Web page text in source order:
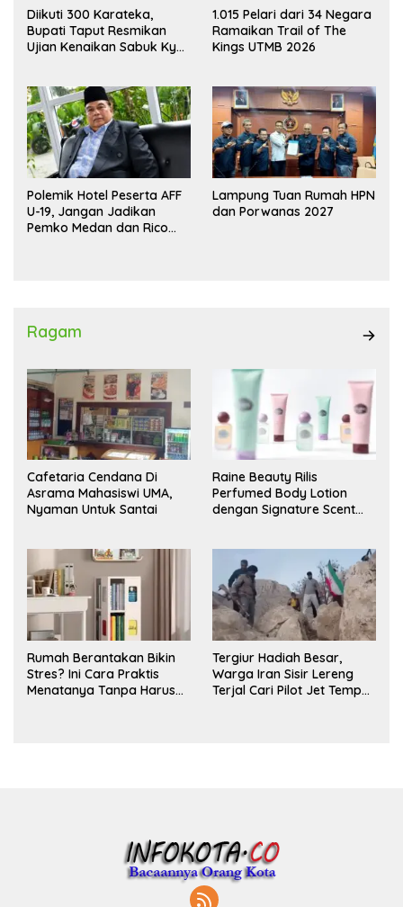
Diikuti 300 Karateka,
Bupati Taput Resmikan
Ujian Kenaikan Sabuk Kyu
1.015 Pelari dari 34 Negara
Ramaikan Trail of The
Kings UTMB 2026
Polemik Hotel Peserta AFF
U-19, Jangan Jadikan
Pemko Medan dan Rico
Lampung Tuan Rumah HPN
dan Porwanas 2027
Ragam
Cafetaria Cendana Di
Asrama Mahasiswi UMA,
Nyaman Untuk Santai
Raine Beauty Rilis
Perfumed Body Lotion
dengan Signature Scent
Rumah Berantakan Bikin
Stres? Ini Cara Praktis
Menatanya Tanpa Harus
Tergiur Hadiah Besar,
Warga Iran Sisir Lereng
Terjal Cari Pilot Jet Tempur